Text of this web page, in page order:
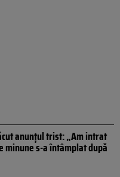
anunțul trist: „Am intrat
minune s-a întâmplat după